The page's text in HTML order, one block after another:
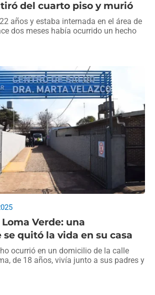
del cuarto piso y murió
años y estaba internada en el área de
dos meses había ocurrido un hecho
Verde: una
quitó la vida en su casa
ocurrió en un domicilio de la calle
de 18 años, vivía junto a sus padres y